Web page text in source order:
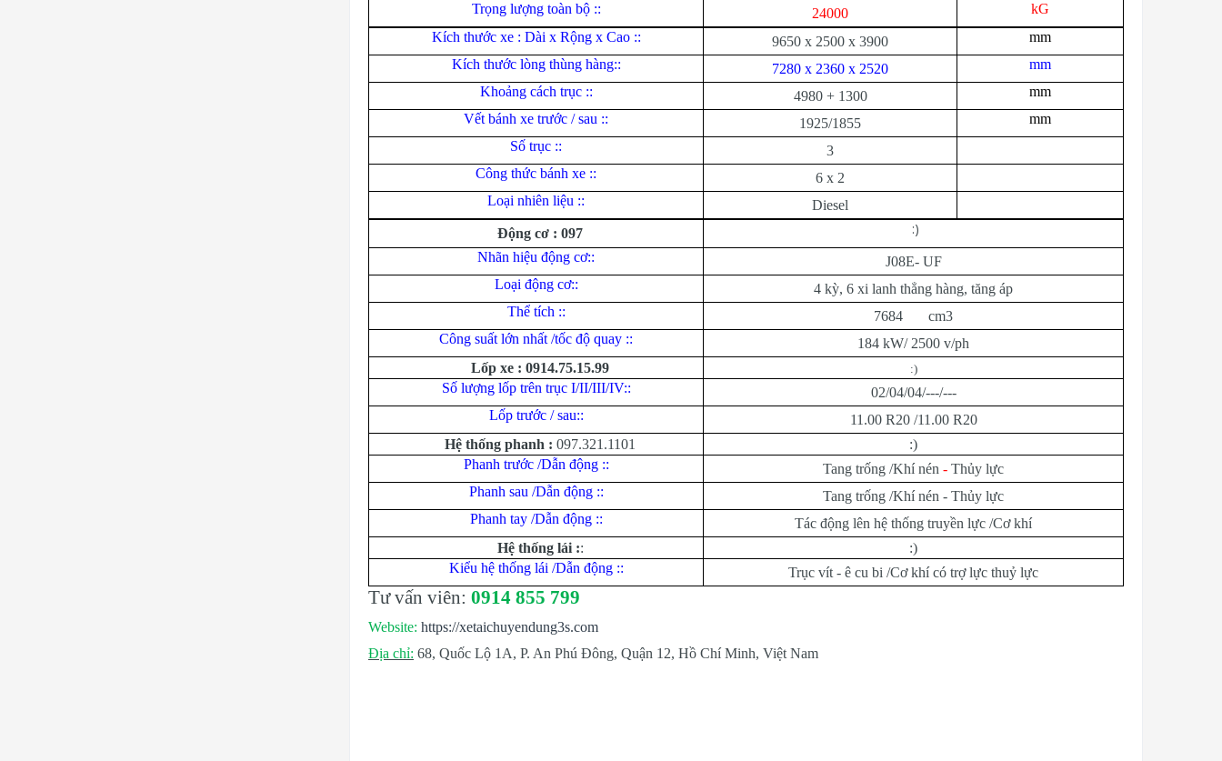
Trọng lượng toàn bộ ::
24000
kG
Kích thước xe : Dài x Rộng x Cao ::
9650 x 2500 x 3900
mm
Kích thước lòng thùng hàng::
7280 x 2360 x 2520
mm
Khoảng cách trục ::
4980 + 1300
mm
Vết bánh xe trước / sau ::
1925/1855
mm
Số trục ::
3
Công thức bánh xe ::
6 x 2
Loại nhiên liệu ::
Diesel
Động cơ : 097
:)
Nhãn hiệu động cơ::
J08E- UF
Loại động cơ::
4 kỳ, 6 xi lanh thẳng hàng, tăng áp
Thể tích ::
7684 cm3
Công suất lớn nhất /tốc độ quay ::
184 kW/ 2500 v/ph
Lốp xe : 0914.75.15.99
:)
Số lượng lốp trên trục I/II/III/IV::
02/04/04/---/---
Lốp trước / sau::
11.00 R20 /11.00 R20
Hệ thống phanh : 097.321.1101
:)
Phanh trước /Dẫn động ::
Tang trống /Khí nén - Thủy lực
Phanh sau /Dẫn động ::
Tang trống /Khí nén - Thủy lực
Phanh tay /Dẫn động ::
Tác động lên hệ thống truyền lực /Cơ khí
Hệ thống lái ::
:)
Kiểu hệ thống lái /Dẫn động ::
Trục vít - ê cu bi /Cơ khí có trợ lực thuỷ lực
Tư vấn viên: 0914 855 799
Website: https://xetaichuyendung3s.com
Địa chỉ: 68, Quốc Lộ 1A, P. An Phú Đông, Quận 12, Hồ Chí Minh, Việt Nam